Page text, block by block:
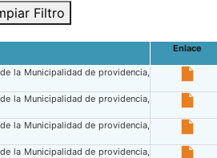
Filtro
Enlace
la Municipalidad de providencia,
la Municipalidad de providencia,
la Municipalidad de providencia,
la Municipalidad de providencia,